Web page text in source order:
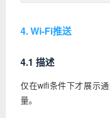
4. Wi-Fi推送
4.1 描述
仅在wifi条件下才展示
量。